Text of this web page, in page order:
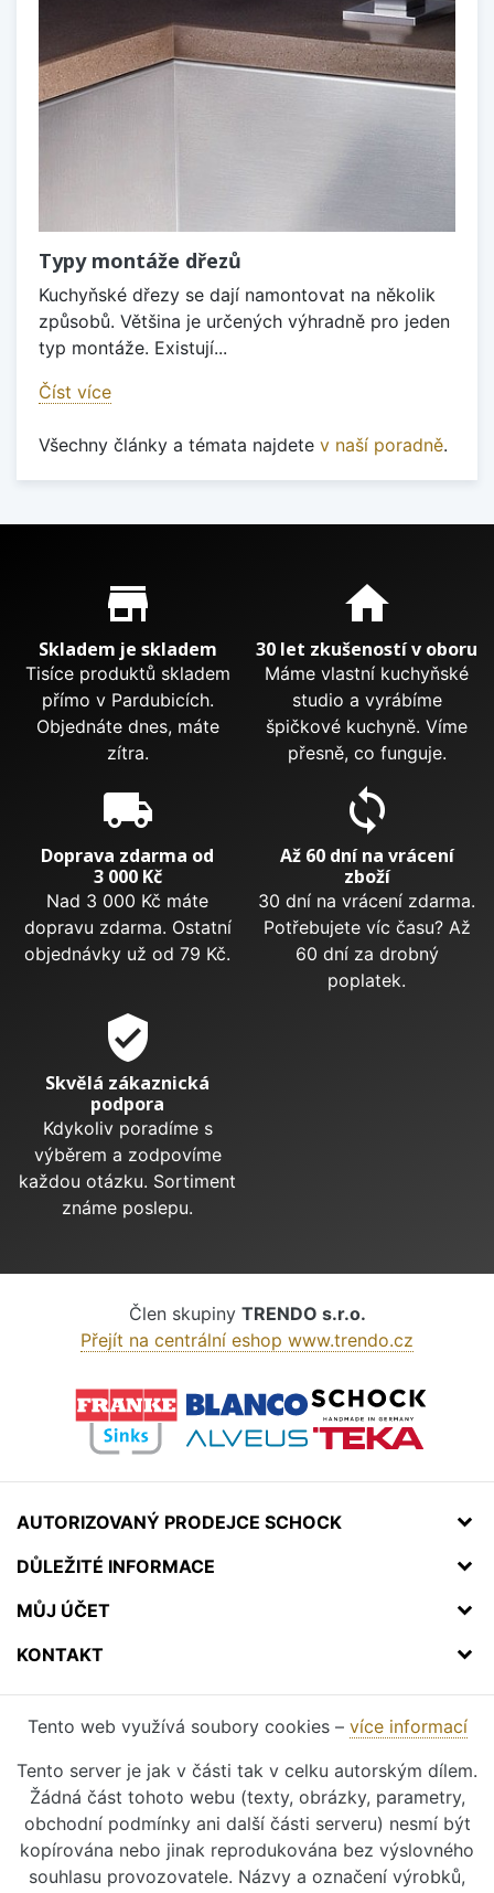
Typy montáže dřezů
Kuchyňské dřezy se dají namontovat na několik
způsobů. Většina je určených výhradně pro jeden
typ montáže. Existují...
Číst více
Všechny články a témata najdete v naší poradně.
Proč nakupovat u nás?
store_mall_directory
Skladem je skladem
Tisíce produktů skladem
přímo v Pardubicích.
Objednáte dnes, máte
zítra.
home
30 let zkušeností v oboru
Máme vlastní kuchyňské
studio a vyrábíme
špičkové kuchyně. Víme
přesně, co funguje.
local_shipping
Doprava zdarma od
3 000 Kč
Nad 3 000 Kč máte
dopravu zdarma. Ostatní
objednávky už od 79 Kč.
sync
Až 60 dní na vrácení
zboží
30 dní na vrácení zdarma.
Potřebujete víc času? Až
60 dní za drobný
poplatek.
verified_user
Skvělá zákaznická
podpora
Kdykoliv poradíme s
výběrem a zodpovíme
každou otázku. Sortiment
známe poslepu.
Člen skupiny TRENDO s.r.o.
Přejít na centrální eshop www.trendo.cz
AUTORIZOVANÝ PRODEJCE SCHOCK
DŮLEŽITÉ INFORMACE
MŮJ ÚČET
KONTAKT
Tento web využívá soubory cookies – více informací
Tento server je jak v části tak v celku autorským dílem.
Žádná část tohoto webu (texty, obrázky, parametry,
obchodní podmínky ani další části serveru) nesmí být
kopírována nebo jinak reprodukována bez výslovného
souhlasu provozovatele. Názvy a označení výrobků,